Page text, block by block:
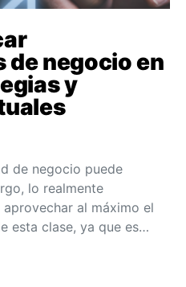
negocio en
y
de negocio puede
lo realmente
al máximo el
esta clase, ya que es…